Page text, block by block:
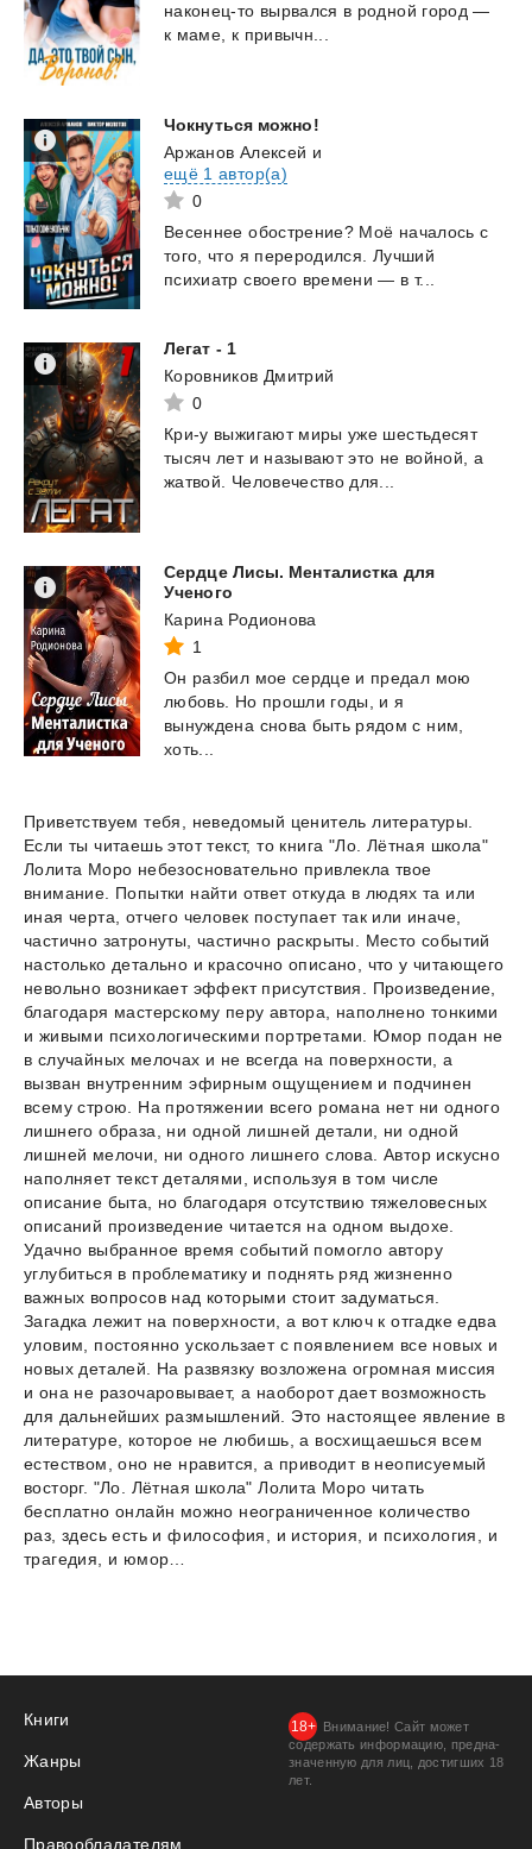
наконец-то вырвался в родной город —
к маме, к привычн...
Чокнуться можно!
Аржанов Алексей и
ещё 1 автор(а)
0
Весеннее обострение? Моё началось с
того, что я переродился.
Лучший
психиатр своего времени — в т...
Легат - 1
Коровников Дмитрий
0
Кри-у выжигают миры уже шестьдесят
тысяч лет и называют это не войной,
а
жатвой.
Человечество для...
Сердце Лисы. Менталистка для
Ученого
Карина Родионова
1
Он разбил мое сердце и предал мою
любовь. Но прошли годы, и я
вынуждена снова быть рядом с ним,
хоть...
Приветствуем тебя, неведомый ценитель литературы.
Если ты читаешь этот текст, то книга "Ло. Лётная школа"
Лолита Моро небезосновательно привлекла твое
внимание. Попытки найти ответ откуда в людях та или
иная черта, отчего человек поступает так или иначе,
частично затронуты, частично раскрыты. Место событий
настолько детально и красочно описано, что у читающего
невольно возникает эффект присутствия. Произведение,
благодаря мастерскому перу автора, наполнено тонкими
и живыми психологическими портретами. Юмор подан не
в случайных мелочах и не всегда на поверхности, а
вызван внутренним эфирным ощущением и подчинен
всему строю. На протяжении всего романа нет ни одного
лишнего образа, ни одной лишней детали, ни одной
лишней мелочи, ни одного лишнего слова. Автор искусно
наполняет текст деталями, используя в том числе
описание быта, но благодаря отсутствию тяжеловесных
описаний произведение читается на одном выдохе.
Удачно выбранное время событий помогло автору
углубиться в проблематику и поднять ряд жизненно
важных вопросов над которыми стоит задуматься.
Загадка лежит на поверхности, а вот ключ к отгадке едва
уловим, постоянно ускользает с появлением все новых и
новых деталей. На развязку возложена огромная миссия
и она не разочаровывает, а наоборот дает возможность
для дальнейших размышлений. Это настоящее явление в
литературе, которое не любишь, а восхищаешься всем
естеством, оно не нравится, а приводит в неописуемый
восторг. "Ло. Лётная школа" Лолита Моро читать
бесплатно онлайн можно неограниченное количество
раз, здесь есть и философия, и история, и психология, и
трагедия, и юмор…
Книги
Жанры
Авторы
Правообладателям
Внимание! Сайт может
содержать информацию, предна­
значенную для лиц, дости­гших 18
лет.